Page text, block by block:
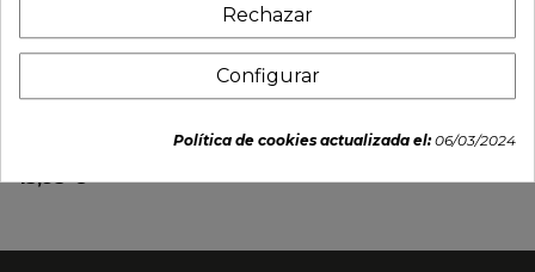
Plato Redondo Hondo
15,95 €
Plato 22x12,5cm - Tetsu
9,50 €
Rechazar
Configurar
Política de cookies actualizada el:06/03/2024